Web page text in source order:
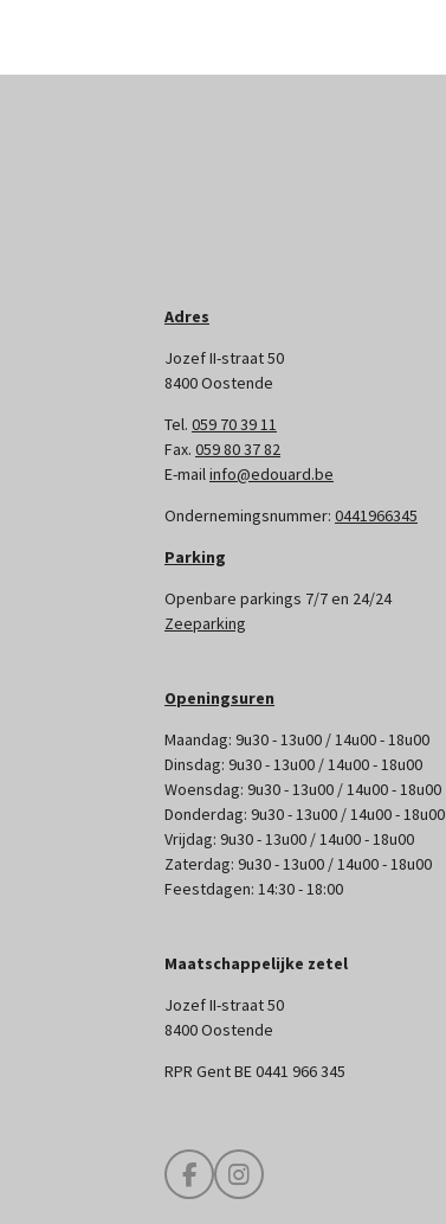
Adres
Jozef II-straat 50
8400 Oostende
Tel. 059 70 39 11
Fax. 059 80 37 82
E-mailinfo@edouard.be
Ondernemingsnummer: 0441966345
Parking
Openbare parkings 7/7 en 24/24
Zeeparking
Openingsuren
Maandag: 9u30 - 13u00 / 14u00 - 18u00
Dinsdag: 9u30 - 13u00 / 14u00 - 18u00
Woensdag: 9u30 - 13u00 / 14u00 - 18u00
Donderdag: 9u30 - 13u00 / 14u00 - 18u00
Vrijdag: 9u30 - 13u00 / 14u00 - 18u00
Zaterdag: 9u30 - 13u00 / 14u00 - 18u00
Feestdagen: 14:30 - 18:00
Maatschappelijke zetel
Jozef II-straat 50
8400 Oostende
RPR Gent BE 0441 966 345
F
a
I
n